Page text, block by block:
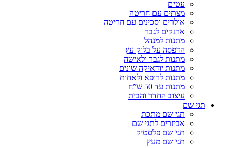
עטים
מצתים עם חריטה
אולרים וסכינים עם חריטה
ארנקים לגבר
מתנות למנהל
הדפסה על בלוק עץ
מתנות לגבר ולאישה
מתנות יודאיקה שונים
מתנות לרופא ולאחות
מתנות עד 50 ש”ח
עיצוב החדר והבית
תגי שם
תגי שם מתכת
אביזרים לתגי שם
תגי שם פלסטיק
תגי שם מעץ